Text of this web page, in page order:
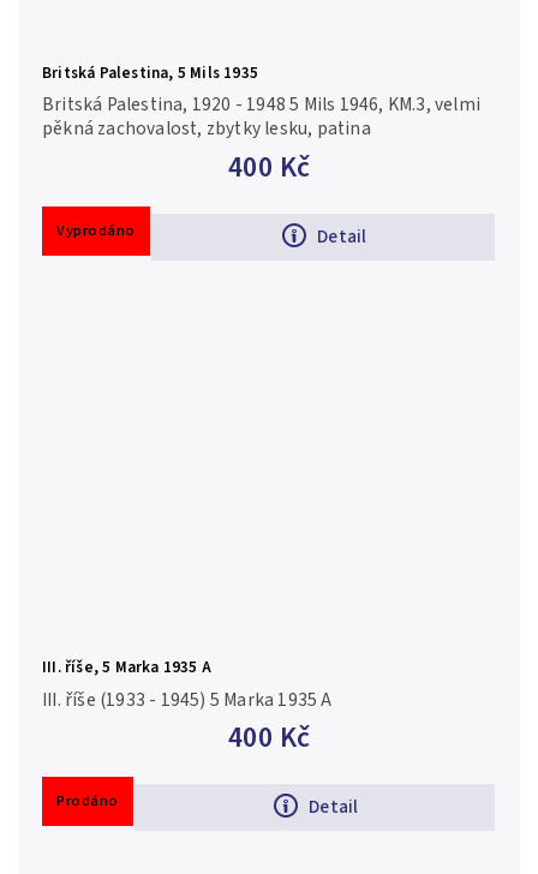
Britská Palestina, 5 Mils 1935
400 Kč
Detail
Britská Palestina, 1920 - 1948 5 Mils 1946, KM.3, velmi
pěkná zachovalost, zbytky lesku, patina
Vyprodáno
III. říše, 5 Marka 1935 A
400 Kč
Detail
III. říše (1933 - 1945) 5 Marka 1935 A
Prodáno